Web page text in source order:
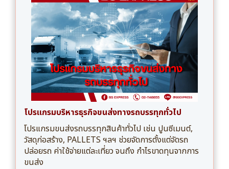
โปรแกรมบริหารธุรกิจขนส่งทางรถบรรทุกทั่วไป
โปรแกรมขนส่งรถบรรทุกสินค้าทั่วไป เช่น ปูนซีเมนต์,
วัสดุก่อสร้าง, PALLETS ฯลฯ ช่วยจัดการตั้งแต่จัดรถ
ปล่อยรถ ค่าใช้จ่ายแต่ละเที่ยว จนถึง กำไรขาดทุนจากการ
ขนส่ง